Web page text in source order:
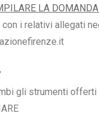
LA
i relativi allegati
gli strumenti